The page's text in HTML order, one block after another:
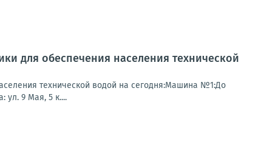
для обеспечения населения технической
технической водой на сегодня:Машина №1:До
ул. 9 Мая, 5 к....